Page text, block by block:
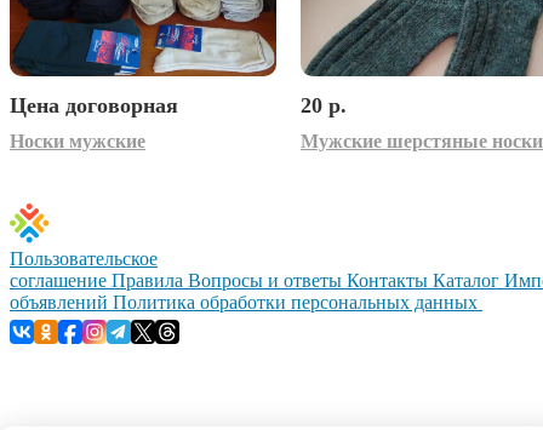
Цена договорная
Носки мужские
20 р.
Мужские шерстяные носки
Пользовательское
соглашение Правила Вопросы и ответы Контакты Каталог
объявлений Политика обработки персональных данных